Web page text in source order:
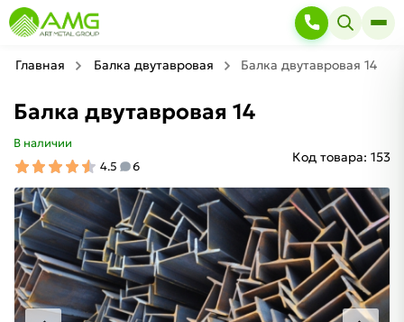
Главная Балка двутавровая Балка двутавровая 14
Балка двутавровая 14
В наличии
4.5
6
Код товара: 153